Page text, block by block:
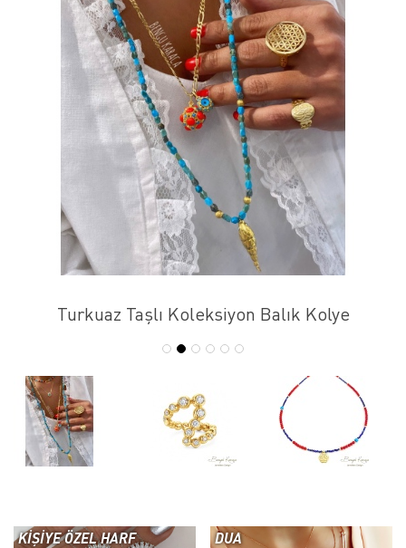
Turkuaz Taşlı Koleksiyon Balık Kolye
KİŞİYE ÖZEL HARF DUA